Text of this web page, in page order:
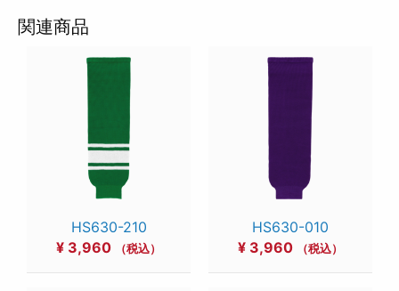
関連商品
HS630-210
¥ 3,960 （税込）
HS630-010
¥ 3,960 （税込）